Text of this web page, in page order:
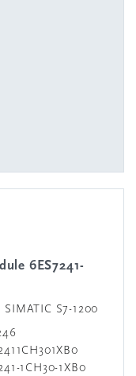
SIMATIC S7-1200
1CH30-1XB0